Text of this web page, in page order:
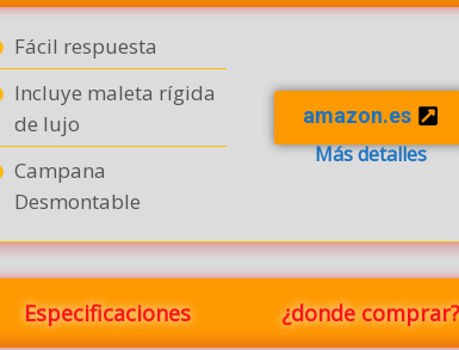
Fácil respuesta
Incluye maleta rígida
de lujo
Campana
Desmontable
amazon.es
Más detalles
Especificaciones ¿donde